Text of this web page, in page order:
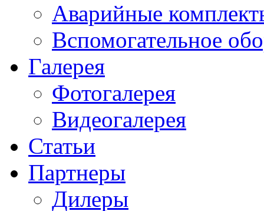
Аварийные
Вспомогательное
Галерея
Фотогалерея
Видеогалерея
Статьи
Партнеры
Дилеры